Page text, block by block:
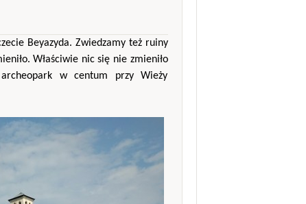
Beyazyda. Zwiedzamy też ruiny
Właściwie nic się nie zmieniło
w centum przy Wieży